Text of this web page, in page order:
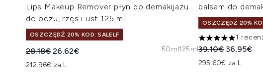
Lips Makeup Remover płyn do demakijażu
do oczu, rzęs i ust 125 ml
OSZCZĘDŹ 20% KOD: SALELF
Sugerowana cena detaliczna:
28.18€Aktualna cena:
26.62€
212.96€ za L
50ml125ml
balsam do
OSZCZĘDŹ 20%
5 gwiazdek na
1
Sugerowana
39.10€ Aktualna
36.95€
295.60€ za L